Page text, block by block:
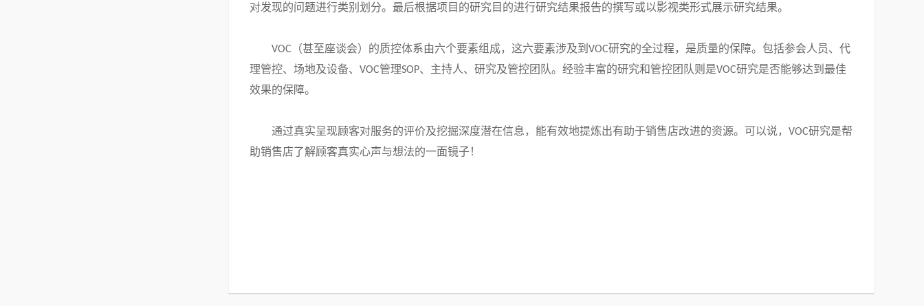
对发现的问题进行类别划分。最后根据项目的研究目的进行研究结果报告的撰写或以影视类形式展示研究结果。
VOC （甚至座谈会）的质控体系由六个要素组成，这六要素涉及到 VOC研究的全过程，是质量的保障。包括参会人员、代
理管控、场地及设备、 VOC管理SOP、主持人、研究及管控团队。经验丰富的研究和管控团队则是VOC研究是否能够达到最佳
效果的保障。
通过真实呈现顾客对服务的评价及挖掘深度潜在信息，能有效地提炼出有助于销售店改进的资源。可以说， VOC研究是帮
助销售店了解顾客真实心声与想法的一面镜子！